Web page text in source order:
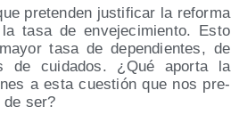
pre­ten­den jus­ti­fi­car la refor­ma
tasa de enve­je­ci­mien­to. Esto
tasa de depen­dien­tes, de
de cui­da­dos. ¿Qué apor­ta la
a esta cues­tión que nos pre­
de ser?